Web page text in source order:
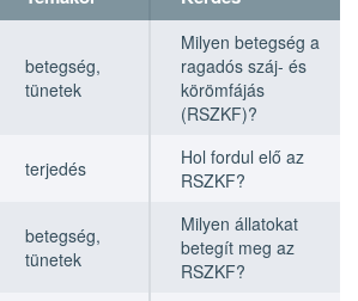
Kérdés
Kérdés
betegség,
tünetek
Milyen betegség a
ragadós száj- és
körömfájás
(RSZKF)?
terjedés
Hol fordul elő az
RSZKF?
betegség,
tünetek
Milyen állatokat
betegít meg az
RSZKF?